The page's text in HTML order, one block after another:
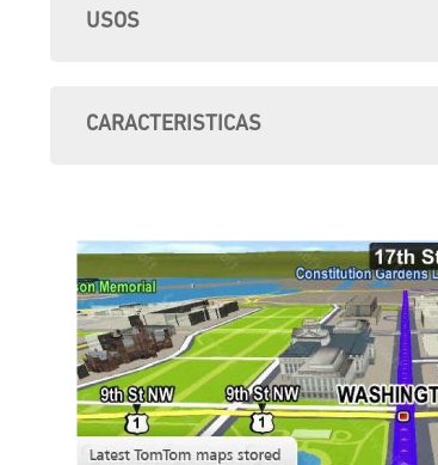
USOS
CARACTERISTICAS